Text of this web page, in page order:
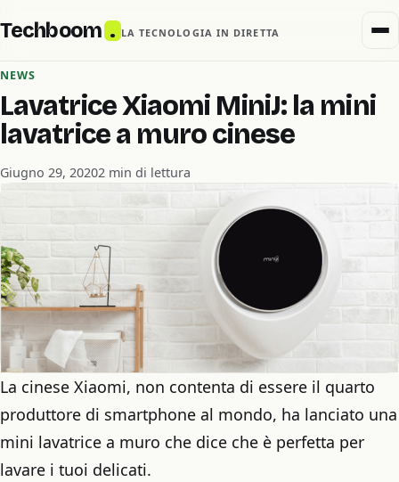
Techboom . LA TECNOLOGIA IN DIRETTA
NEWS
Lavatrice Xiaomi MiniJ: la mini
lavatrice a muro cinese
Giugno 29, 20202 min di lettura
La cinese Xiaomi, non contenta di essere il quarto
produttore di smartphone al mondo, ha lanciato una
mini lavatrice a muro che dice che è perfetta per
lavare i tuoi delicati.